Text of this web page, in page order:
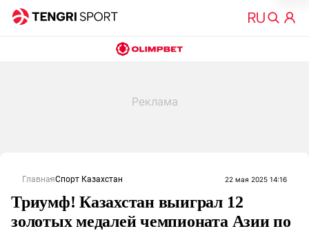
ГлавнаяСпорт Казахстан 22 мая 2025 14:16
Триумф! Казахстан выиграл 12
золотых медалей чемпионата Азии по